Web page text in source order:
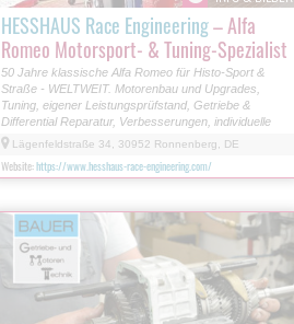
HESSHAUS Race Engineering– Alfa
Romeo Motorsport- & Tuning-Spezialist
50 Jahre klassische Alfa Romeo für Histo-Sport &
Straße - WELTWEIT. Motorenbau und Upgrades,
Tuning, eigener Leistungsprüfstand, Getriebe &
Differential Reparatur, Verbesserungen, individuelle
Lösungen.
Lägenfeldstraße 34, 30952 Ronnenberg, DE
Website:https://www.hesshaus-race-engineering.com/